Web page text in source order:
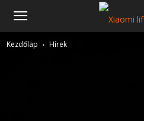
Kezdőlap Hírek